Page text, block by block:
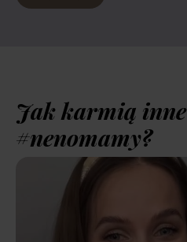
Jak karmią inne
#nenomamy?